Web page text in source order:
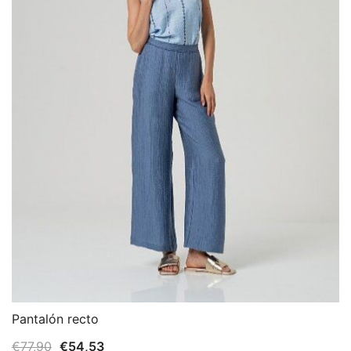
Pantalón recto
€77,90 El
€54,53El